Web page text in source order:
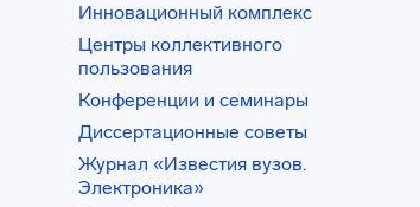
Инновационный комплекс
Центры коллективного
пользования
Конференции и семинары
Диссертационные советы
Журнал «Известия вузов.
Электроника»